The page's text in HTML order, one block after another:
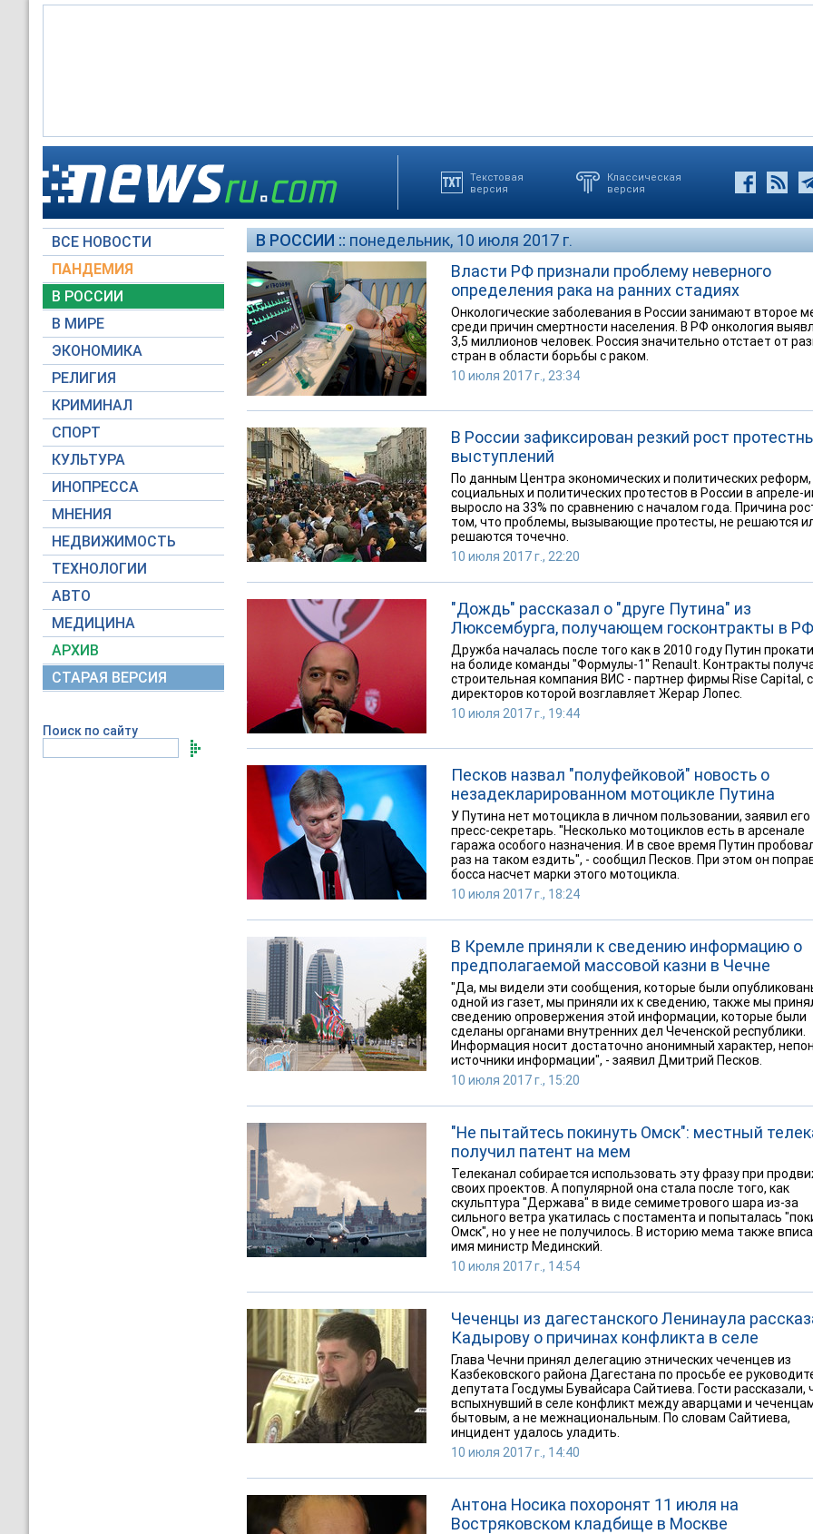
Текстовая
версия
Классическая
версия
ВСЕ НОВОСТИ
ПАНДЕМИЯ
В РОССИИ
В МИРЕ
ЭКОНОМИКА
РЕЛИГИЯ
КРИМИНАЛ
СПОРТ
КУЛЬТУРА
ИНОПРЕССА
МНЕНИЯ
НЕДВИЖИМОСТЬ
ТЕХНОЛОГИИ
АВТО
МЕДИЦИНА
АРХИВ
СТАРАЯ ВЕРСИЯ
Поиск по сайту
В РОССИИ :: понедельник, 10 июля 2017 г.
Власти РФ признали проблему неверного
определения рака на ранних стадиях
Онкологические заболевания в России занимают второе
среди причин смертности населения. В РФ онкология
3,5 миллионов человек. Россия значительно отстает от
стран в области борьбы с раком.
10 июля 2017 г., 23:34
В России зафиксирован резкий рост
выступлений
По данным Центра экономических и политических реформ,
социальных и политических протестов в России в апреле-
выросло на 33% по сравнению с началом года. Причина
том, что проблемы, вызывающие протесты, не решаются
решаются точечно.
10 июля 2017 г., 22:20
"Дождь" рассказал о "друге Путина" из
Люксембурга, получающем госконтракты в РФ
Дружба началась после того как в 2010 году Путин
на болиде команды "Формулы-1" Renault. Контракты
строительная компания ВИС - партнер фирмы Rise Capital,
директоров которой возглавляет Жерар Лопес.
10 июля 2017 г., 19:44
Песков назвал "полуфейковой" новость о
незадекларированном мотоцикле Путина
У Путина нет мотоцикла в личном пользовании, заявил его
пресс-секретарь. "Несколько мотоциклов есть в арсенале
гаража особого назначения. И в свое время Путин
раз на таком ездить", - сообщил Песков. При этом он
босса насчет марки этого мотоцикла.
10 июля 2017 г., 18:24
В Кремле приняли к сведению информацию о
предполагаемой массовой казни в Чечне
"Да, мы видели эти сообщения, которые были
одной из газет, мы приняли их к сведению, также мы
сведению опровержения этой информации, которые были
сделаны органами внутренних дел Чеченской республики.
Информация носит достаточно анонимный характер,
источники информации", - заявил Дмитрий Песков.
10 июля 2017 г., 15:20
"Не пытайтесь покинуть Омск": местный
получил патент на мем
Телеканал собирается использовать эту фразу при
своих проектов. А популярной она стала после того, как
скульптура "Держава" в виде семиметрового шара из-за
сильного ветра укатилась с постамента и попыталась
Омск", но у нее не получилось. В историю мема также
имя министр Мединский.
10 июля 2017 г., 14:54
Чеченцы из дагестанского Ленинаула
Кадырову о причинах конфликта в селе
Глава Чечни принял делегацию этнических чеченцев из
Казбековского района Дагестана по просьбе ее
депутата Госдумы Бувайсара Сайтиева. Гости рассказали,
вспыхнувший в селе конфликт между аварцами и
бытовым, а не межнациональным. По словам Сайтиева,
инцидент удалось уладить.
10 июля 2017 г., 14:40
Антона Носика похоронят 11 июля на
Востряковском кладбище в Москве